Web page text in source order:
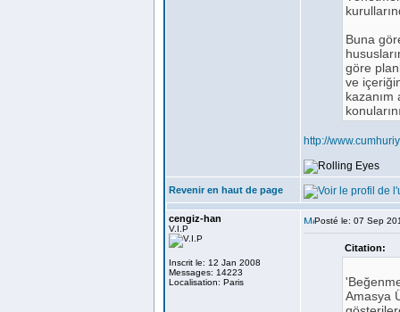
Buna
göre
ve
kazanım
http://
Revenir en haut de page
cengiz-han
V.I.P
Inscrit le: 12 Jan 2008
Messages: 14223
Localisation: Paris
Posté le: 07 Sep
Citation:
Amasya